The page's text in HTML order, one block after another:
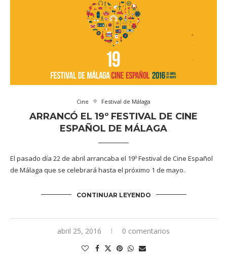
Cine Festival de Málaga
ARRANCÓ EL 19º FESTIVAL DE CINE
ESPAÑOL DE MÁLAGA
El pasado día 22 de abril arrancaba el 19º Festival de Cine Español
de Málaga que se celebrará hasta el próximo 1 de mayo.
CONTINUAR LEYENDO
abril 25, 2016 0 comentarios